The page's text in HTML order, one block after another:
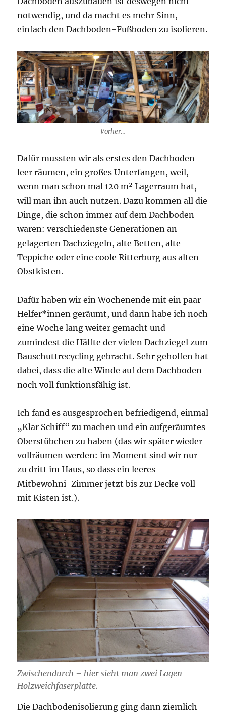
notwendig, und da macht es mehr Sinn,
einfach den Dachboden-Fußboden zu isolieren.
Vorher…
Dafür mussten wir als erstes den Dachboden
leer räumen, ein großes Unterfangen, weil,
wenn man schon mal 120 m² Lagerraum hat,
will man ihn auch nutzen. Dazu kommen all die
Dinge, die schon immer auf dem Dachboden
waren: verschiedenste Generationen an
gelagerten Dachziegeln, alte Betten, alte
Teppiche oder eine coole Ritterburg aus alten
Obstkisten.
Dafür haben wir ein Wochenende mit ein paar
Helfer*innen geräumt, und dann habe ich noch
eine Woche lang weiter gemacht und
zumindest die Hälfte der vielen Dachziegel zum
Bauschuttrecycling gebracht. Sehr geholfen hat
dabei, dass die alte Winde auf dem Dachboden
noch voll funktionsfähig ist.
Ich fand es ausgesprochen befriedigend, einmal
„Klar Schiff“ zu machen und ein aufgeräumtes
Oberstübchen zu haben (das wir später wieder
vollräumen werden: im Moment sind wir nur
zu dritt im Haus, so dass ein leeres
Mitbewohni-Zimmer jetzt bis zur Decke voll
mit Kisten ist.).
Zwischendurch – hier sieht man zwei Lagen
Holzweichfaserplatte.
Die Dachbodenisolierung ging dann ziemlich